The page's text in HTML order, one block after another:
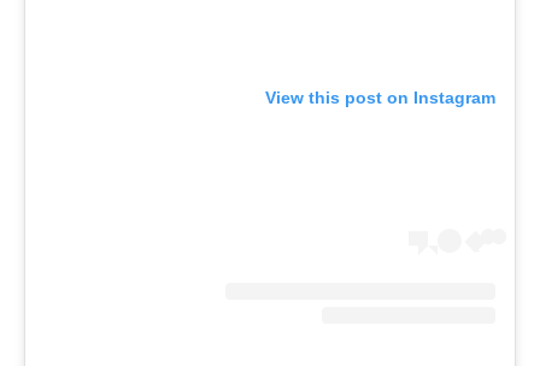
View this post on Instagram